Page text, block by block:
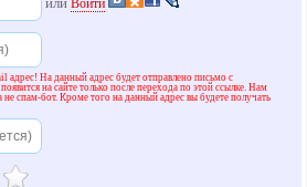
Войти
адрес! На данный адрес будет отправлено письмо с
на сайте только после перехода по этой ссылке. Нам
не спам-бот. Кроме того на данный адрес вы будете получать